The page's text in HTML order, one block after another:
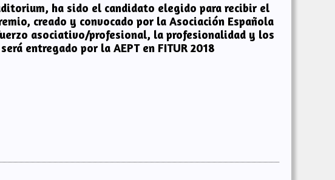
ha sido el candidato elegido para recibir el
creado y convocado por la Asociación Española
asociativo/profesional, la profesionalidad y los
entregado por la AEPT en FITUR 2018